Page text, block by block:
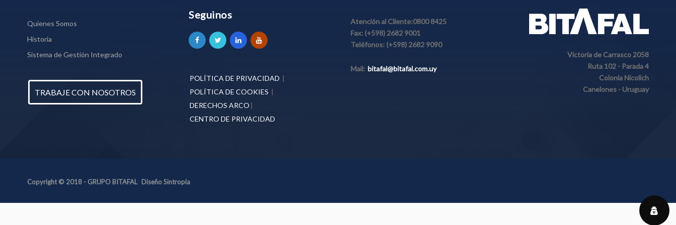
Quienes Somos
Historia
Sistema de Gestión Integrado
TRABAJE CON NOSOTROS
Seguinos
POLÍTICA DE PRIVACIDAD |
POLÍTICA DE COOKIES |
DERECHOS ARCO |
CENTRO DE PRIVACIDAD
Atención al Cliente:0800 8425
Fax: (+598) 2682 9001
Teléfonos: (+598) 2682 9090
Mail: bitafal@bitafal.com.uy
Victoria de Carrasco 2058
Ruta 102 - Parada 4
Colonia Nicolich
Canelones - Uruguay
Copyright © 2018 - GRUPO BITAFAL Diseño Sintropía